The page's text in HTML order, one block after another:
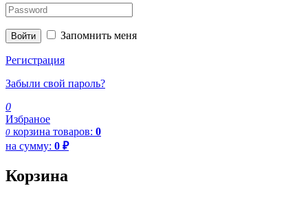
Войти Запомнить меня
Регистрация
Забыли свой пароль?
0
Избраное
0 корзина товаров: 0
на сумму: 0 ₽
Корзина